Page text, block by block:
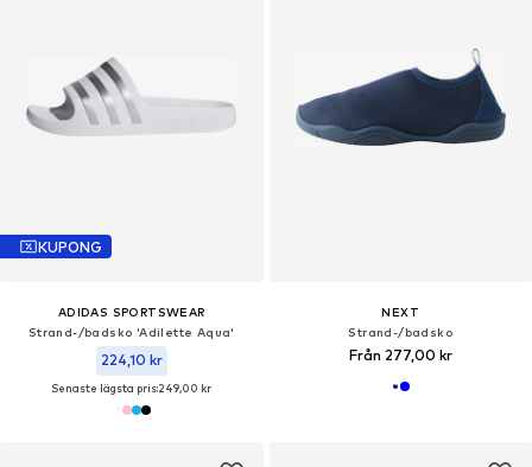
KUPONG
ADIDAS SPORTSWEAR
Strand-/badsko 'Adilette Aqua'
224,10 kr
Senaste lägsta pris:249,00 kr
NEXT
Strand-/badsko
Från 277,00 kr